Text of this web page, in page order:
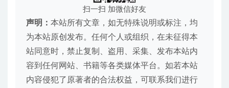
扫一扫 加微信好友
声明： 本站所有文章，如无特殊说明或标注，均
为本站原创发布。任何个人或组织，在未征得本
站同意时，禁止复制、盗用、采集、发布本站内
容到任何网站、书籍等各类媒体平台。如若本站
内容侵犯了原著者的合法权益，可联系我们进行